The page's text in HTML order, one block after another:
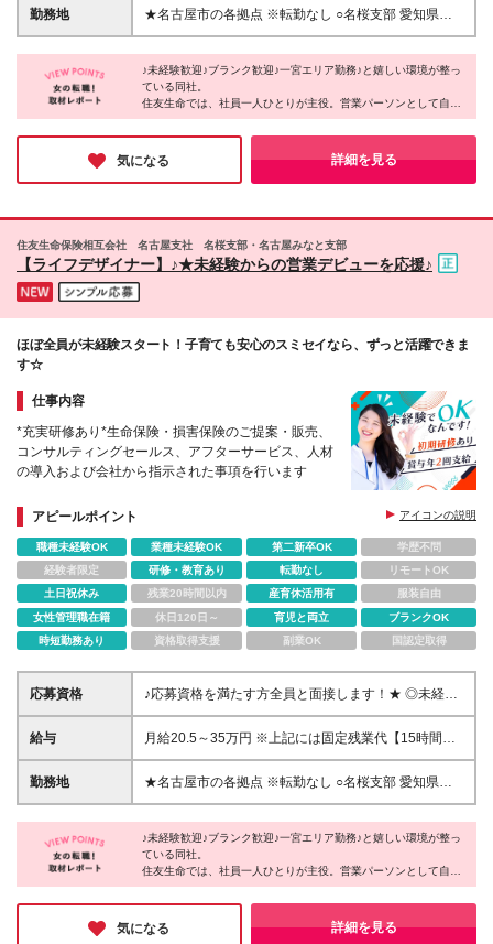
えた分は別途支給 ※経験や能力、前職の年収を考慮し
勤務地
★名古屋市の各拠点 ※転勤なし ○名桜支部 愛知県名古
屋市中村区名駅南2-14-19 住友生命名古屋ビル12階 ○
名古屋みなと支部 愛知県名古屋市港区港楽2-5-24
港分館 ※ただし、上記勤務所で勤務を継続することが
適当でない事情（例えば、勤務所の再編、廃止等）が
生じた場合には、会社の指示する勤務所になることが
あります。
♪未経験歓迎♪ブランク歓迎♪一宮エリア勤務♪と嬉しい環境が整っ
ている同社。
住友生命では、社員一人ひとりが主役。営業パーソンとして自分
の足で立ち、輝ける環境が整っています。他にも、仕事と子育て
を両立できる制度や、キャリアアップ制度など各種制度が充実。
社会で評価され自己実現する喜びを、同社で感じてみてはいかが
でしょうか。
気になる 詳細を見る
住友生命保険相互会社 名古屋支社 名桜支部・名古屋みなと支部
【ライフデザイナー】♪★未経験からの営業デビューを応援♪
ほぼ全員が未経験スタート！子育ても安心のスミセイなら、ずっと活躍できま
す☆
仕事内容
*充実研修あり*生命保険・損害保険のご提案・販売、
コンサルティングセールス、アフターサービス、人材
の導入および会社から指示された事項を行います
アピールポイント アイコンの説明
職種未経験OK 業種未経験OK 第二新卒OK
学歴不問
経験者限定
研修・教育あり 転勤なし
リモートOK
土日祝休み
残業20時間以内 産育休活用有
服装自由
女性管理職在籍
休日120日～ 育児と両立
ブランクOK
時短勤務あり
資格取得支援 副業OK 国認定取得
応募資格
♪応募資格を満たす方全員と面接します！★ ◎未経験
＆ブランクOK ◎高校卒業程度の学力を有すること ◎
性別不問
給与
月給20.5～35万円 ※上記には固定残業代【15時間相
当額(2.4万円～4.2万円)】が含まれます ※15時間を超
えた分は別途支給 ※経験や能力、前職の年収を考慮し
勤務地
★名古屋市の各拠点 ※転勤なし ○名桜支部 愛知県名古
屋市中村区名駅南2-14-19 住友生命名古屋ビル12階 ○
名古屋みなと支部 愛知県名古屋市港区港楽2-5-24
港分館 ※ただし、上記勤務所で勤務を継続することが
適当でない事情（例えば、勤務所の再編、廃止等）が
生じた場合には、会社の指示する勤務所になることが
あります。
♪未経験歓迎♪ブランク歓迎♪一宮エリア勤務♪と嬉しい環境が整っ
ている同社。
住友生命では、社員一人ひとりが主役。営業パーソンとして自分
の足で立ち、輝ける環境が整っています。他にも、仕事と子育て
を両立できる制度や、キャリアアップ制度など各種制度が充実。
社会で評価され自己実現する喜びを、同社で感じてみてはいかが
でしょうか。
気になる 詳細を見る